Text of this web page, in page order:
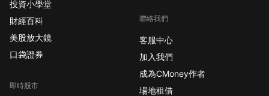
投資小學堂
財經百科
美股放大鏡
口袋證券
即時股市
聯絡我們
客服中心
加入我們
成為CMoney作者
場地租借